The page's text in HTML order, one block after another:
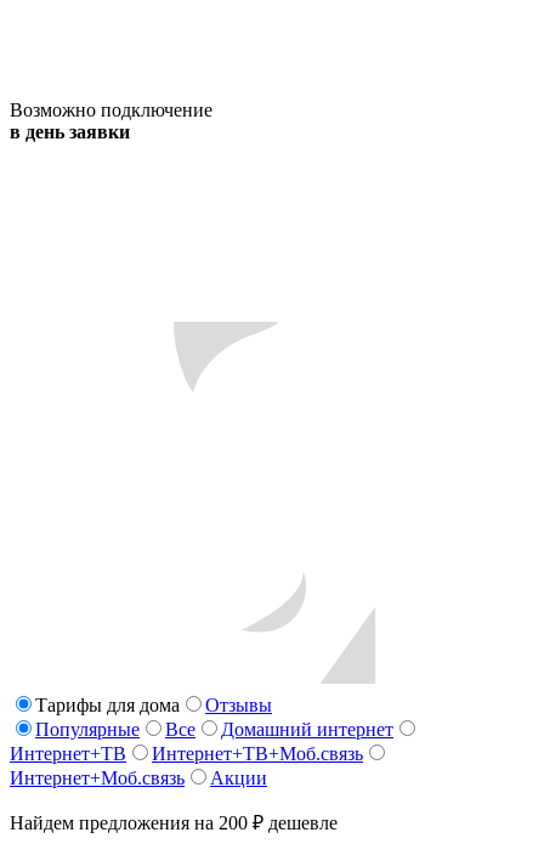
Возможно подключение
в день заявки
Тарифы для дома
Отзывы
Популярные
Все
Домашний интернет
Интернет+ТВ
Интернет+ТВ+Моб.связь
Интернет+Моб.связь
Акции
Найдем предложения на 200 ₽ дешевле